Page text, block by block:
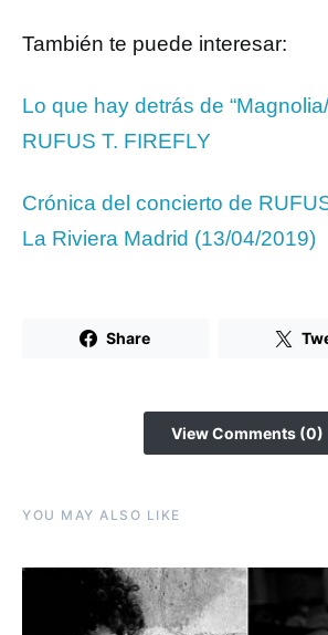
También te puede interesar:
Lo que hay detrás de
RUFUS T. FIREFLY
Crónica del concierto de
La Riviera Madrid (13/04/2019)
Share
View Comments (0)
YOU MAY ALSO LIKE